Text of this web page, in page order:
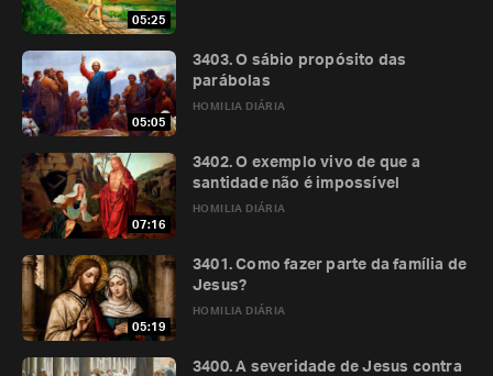
05:25
05:05
HOMILIA DIÁRIA
3403. O sábio propósito das
parábolas
07:16
HOMILIA DIÁRIA
3402. O exemplo vivo de que a
santidade não é impossível
05:19
HOMILIA DIÁRIA
3401. Como fazer parte da família de
Jesus?
3400. A severidade de Jesus contra